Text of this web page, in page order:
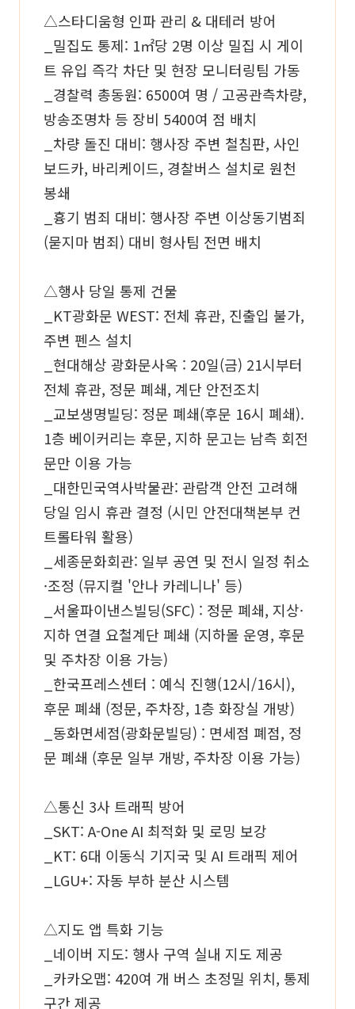
△스타디움형 인파 관리 & 대테러 방어
_밀집도 통제: 1㎡당 2명 이상 밀집 시 게이
트 유입 즉각 차단 및 현장 모니터링팀 가동
_경찰력 총동원: 6500여 명 / 고공관측차량,
방송조명차 등 장비 5400여 점 배치
_차량 돌진 대비: 행사장 주변 철침판, 사인
보드카, 바리케이드, 경찰버스 설치로 원천
봉쇄
_흉기 범죄 대비: 행사장 주변 이상동기범죄
(묻지마 범죄) 대비 형사팀 전면 배치
△행사 당일 통제 건물
_KT광화문 WEST: 전체 휴관, 진출입 불가,
주변 펜스 설치
_현대해상 광화문사옥 : 20일(금) 21시부터
전체 휴관, 정문 폐쇄, 계단 안전조치
_교보생명빌딩: 정문 폐쇄(후문 16시 폐쇄).
1층 베이커리는 후문, 지하 문고는 남측 회전
문만 이용 가능
_대한민국역사박물관: 관람객 안전 고려해
당일 임시 휴관 결정 (시민 안전대책본부 컨
트롤타워 활용)
_세종문화회관: 일부 공연 및 전시 일정 취소
·조정 (뮤지컬 '안나 카레니나' 등)
_서울파이낸스빌딩(SFC) : 정문 폐쇄, 지상·
지하 연결 요철계단 폐쇄 (지하몰 운영, 후문
및 주차장 이용 가능)
_한국프레스센터 : 예식 진행(12시/16시),
후문 폐쇄 (정문, 주차장, 1층 화장실 개방)
_동화면세점(광화문빌딩) : 면세점 폐점, 정
문 폐쇄 (후문 일부 개방, 주차장 이용 가능)
△통신 3사 트래픽 방어
_SKT: A-One AI 최적화 및 로밍 보강
_KT: 6대 이동식 기지국 및 AI 트래픽 제어
_LGU+: 자동 부하 분산 시스템
△지도 앱 특화 기능
_네이버 지도: 행사 구역 실내 지도 제공
_카카오맵: 420여 개 버스 초정밀 위치, 통제
구간 제공